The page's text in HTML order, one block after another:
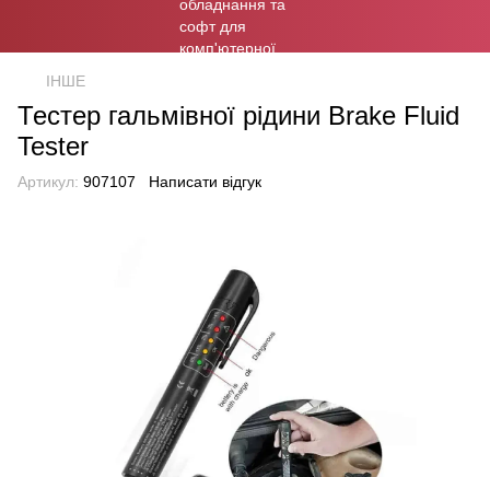
ІНШЕ
Тестер гальмівної рідини Brake Fluid
Tester
Артикул: 907107 Написати відгук